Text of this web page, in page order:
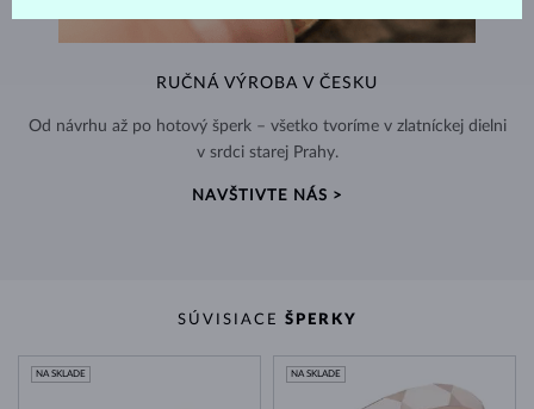
RUČNÁ VÝROBA V ČESKU
Od návrhu až po hotový šperk – všetko tvoríme v zlatníckej dielni
v srdci starej Prahy.
NAVŠTIVTE NÁS >
SÚVISIACE ŠPERKY
NA SKLADE NA SKLADE